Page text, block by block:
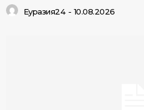
Еуразия24 - 10.08.2026